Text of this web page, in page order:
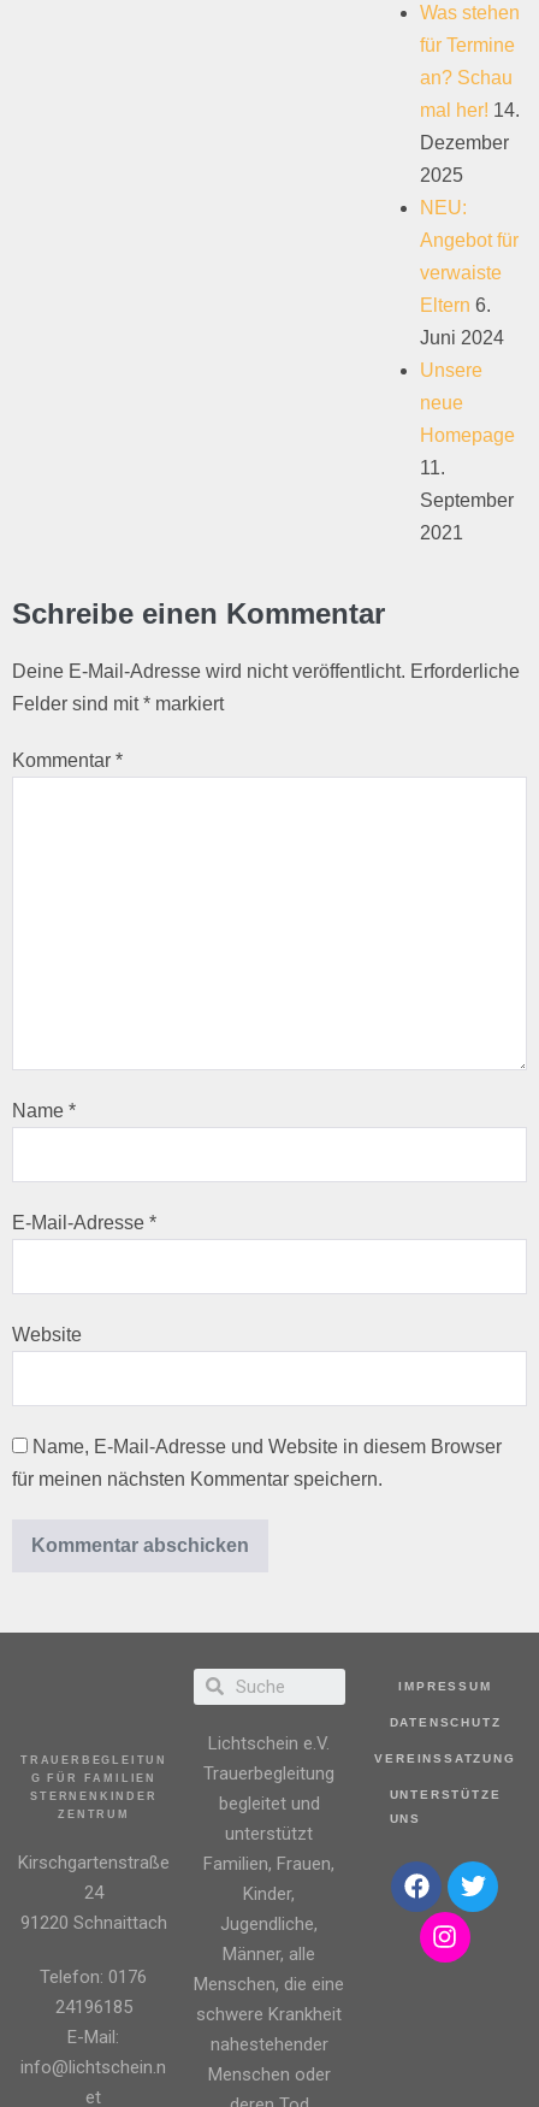
Was stehen
für Termine
an? Schau
mal her! 14.
Dezember
2025
NEU:
Angebot für
verwaiste
Eltern 6.
Juni 2024
Unsere
neue
Homepage
11.
September
2021
Schreibe einen Kommentar
Deine E-Mail-Adresse wird nicht veröffentlicht. Erforderliche
Felder sind mit* markiert
Kommentar *
Name *
E-Mail-Adresse *
Website
Name, E-Mail-Adresse und Website in diesem Browser
für meinen nächsten Kommentar speichern.
TRAUERBEGLEITUN
G FÜR FAMILIEN
STERNENKINDER
ZENTRUM
Kirschgartenstraße
24
91220 Schnaittach
Telefon: 0176
24196185
E-Mail:
info@lichtschein.n
et
Lichtschein e.V.
Trauerbegleitung
begleitet und
unterstützt
Familien, Frauen,
Kinder,
Jugendliche,
Männer, alle
Menschen, die eine
schwere Krankheit
nahestehender
Menschen oder
IMPRESSUM
DATENSCHUTZ
VEREINSSATZUNG
UNTERSTÜTZE
UNS